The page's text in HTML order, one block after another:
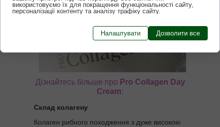
Дізнайтесь більше про Pro Collagen Day
Cream:
Склад колагену
Колаген рибного походження з дуже високою
використовуємо їх для покращення функціональності сайту,
персоналізації контенту та аналізу трафіку сайту.
Налаштувати Дозволити все